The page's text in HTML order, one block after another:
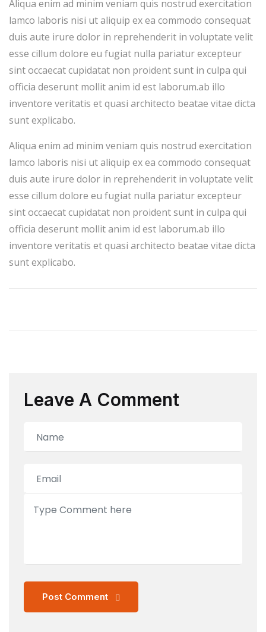
Aliqua enim ad minim veniam quis nostrud exercitation
lamco laboris nisi ut aliquip ex ea commodo consequat
duis aute irure dolor in reprehenderit in voluptate velit
esse cillum dolore eu fugiat nulla pariatur excepteur
sint occaecat cupidatat non proident sunt in culpa qui
officia deserunt mollit anim id est laborum.ab illo
inventore veritatis et quasi architecto beatae vitae dicta
sunt explicabo.
Aliqua enim ad minim veniam quis nostrud exercitation
lamco laboris nisi ut aliquip ex ea commodo consequat
duis aute irure dolor in reprehenderit in voluptate velit
esse cillum dolore eu fugiat nulla pariatur excepteur
sint occaecat cupidatat non proident sunt in culpa qui
officia deserunt mollit anim id est laborum.ab illo
inventore veritatis et quasi architecto beatae vitae dicta
sunt explicabo.
Leave A Comment
Post Comment